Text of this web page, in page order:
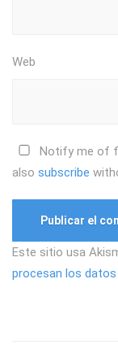
Web
Notify me of
also subscribe
Este sitio usa
procesan los